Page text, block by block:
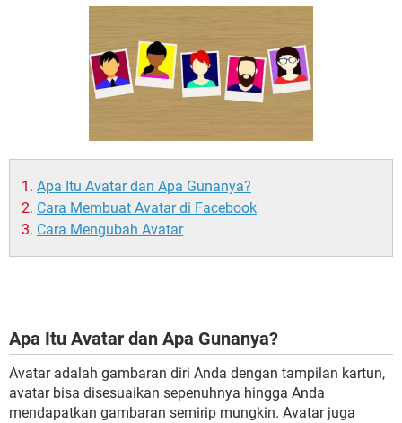
Apa Itu Avatar dan Apa Gunanya?
Cara Membuat Avatar di Facebook
Cara Mengubah Avatar
Apa Itu Avatar dan Apa Gunanya?
Avatar adalah gambaran diri Anda dengan tampilan kartun,
avatar bisa disesuaikan sepenuhnya hingga Anda
mendapatkan gambaran semirip mungkin. Avatar juga